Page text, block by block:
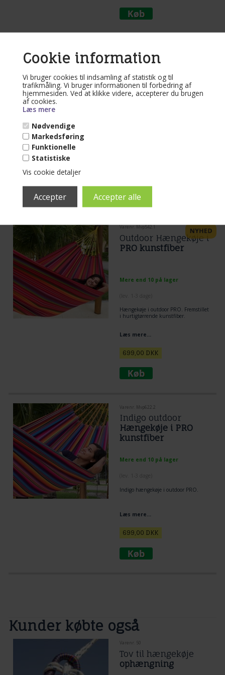
Cookie information
Vi bruger cookies til indsamling af statistik og til
trafikmåling. Vi bruger informationen til forbedring af
hjemmesiden. Ved at klikke videre, accepterer du brugen
af cookies.
Læs mere
Nødvendige
Markedsføring
Funktionelle
Statistiske
Vis cookie detaljer
Brazil outdoor
kunstfiber
Mere end 10 på lager
Varenr. Mvp542.1
Outdoor Hængekøje i
PRO kunstfiber
Mere end 10 på lager
Hængekøje i outdoor PRO. Fremstillet
i hurtigtørrende kunstfiber.
Læs mere...
699,00 DKK
Varenr. Mvp622.2
Indigo outdoor
Hængekøje i PRO
kunstfiber
Mere end 10 på lager
Indigo hængekøje i outdoor PRO.
Læs mere...
699,00 DKK
Kunder købte også
Varenr. 50
Tov til hængekøje
ophængning